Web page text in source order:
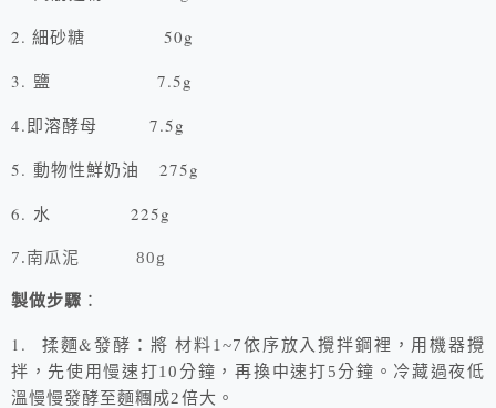
2. 細砂糖
50g
3. 鹽
7.5g
4. 即溶酵母
7.5g
5.動物性鮮奶油
275g
6. 水 225g
7.南瓜泥 80g
製做步驟 ：
1. 揉麵&發酵：將 材料1~7依序放入攪拌鋼裡，用機器攪
拌，先使用慢速打10分鐘，再換中速打5分鐘。冷藏過夜低
溫慢慢發酵至麵糰成2倍大。